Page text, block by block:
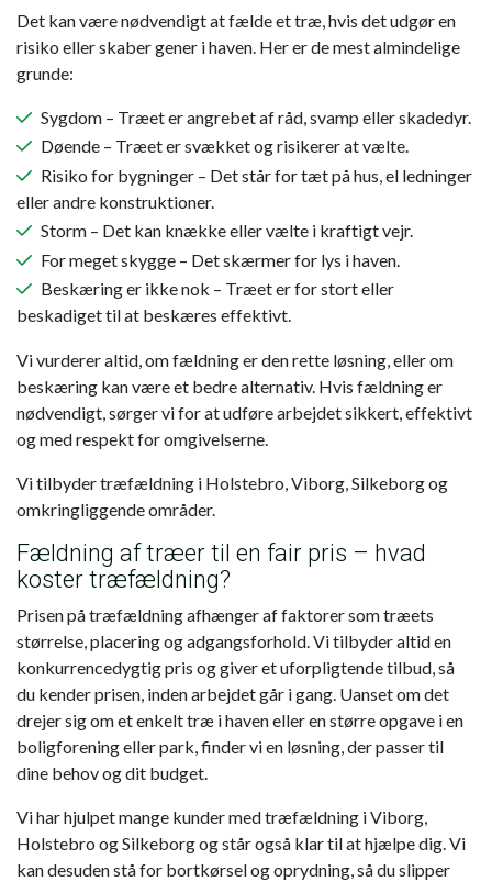
Det kan være nødvendigt at fælde et træ, hvis det udgør en
risiko eller skaber gener i haven. Her er de mest almindelige
grunde:
Sygdom – Træet er angrebet af råd, svamp eller skadedyr.
Døende – Træet er svækket og risikerer at vælte.
Risiko for bygninger – Det står for tæt på hus, el ledninger
eller andre konstruktioner.
Storm – Det kan knække eller vælte i kraftigt vejr.
For meget skygge – Det skærmer for lys i haven.
Beskæring er ikke nok – Træet er for stort eller
beskadiget til at beskæres effektivt.
Vi vurderer altid, om fældning er den rette løsning, eller om
beskæring kan være et bedre alternativ. Hvis fældning er
nødvendigt, sørger vi for at udføre arbejdet sikkert, effektivt
og med respekt for omgivelserne.
Vi tilbyder træfældning i Holstebro, Viborg, Silkeborg og
omkringliggende områder.
Fældning af træer til en fair pris – hvad
koster træfældning?
Prisen på træfældning afhænger af faktorer som træets
størrelse, placering og adgangsforhold. Vi tilbyder altid en
konkurrencedygtig pris og giver et uforpligtende tilbud, så
du kender prisen, inden arbejdet går i gang. Uanset om det
drejer sig om et enkelt træ i haven eller en større opgave i en
boligforening eller park, finder vi en løsning, der passer til
dine behov og dit budget.
Vi har hjulpet mange kunder med træfældning i Viborg,
Holstebro og Silkeborg og står også klar til at hjælpe dig. Vi
kan desuden stå for bortkørsel og oprydning, så du slipper